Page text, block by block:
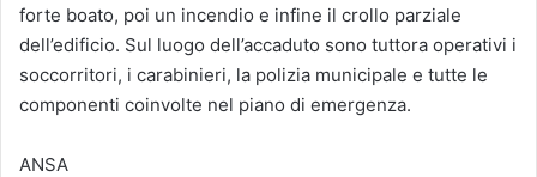
forte boato, poi un incendio e infine il crollo parziale
dell’edificio. Sul luogo dell’accaduto sono tuttora operativi i
soccorritori, i carabinieri, la polizia municipale e tutte le
componenti coinvolte nel piano di emergenza.
ANSA